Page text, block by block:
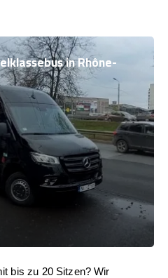
in Rhône-
bis zu 20 Sitzen? Wir